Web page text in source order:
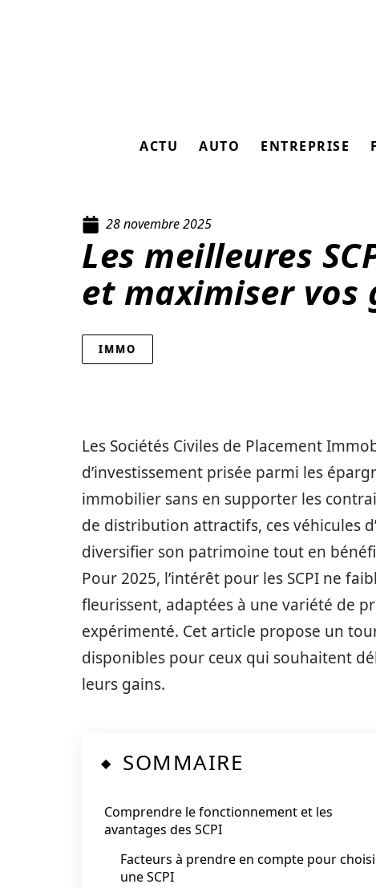
ACTU AUTO ENTREPRISE
28 novembre 2025
Les meilleures
et maximiser vos
IMMO
Les Sociétés Civiles de Placement
d’investissement prisée parmi les
immobilier sans en supporter les
de distribution attractifs, ces véhicules
diversifier son patrimoine tout en
Pour 2025, l’intérêt pour les SCPI ne
fleurissent, adaptées à une variété de
expérimenté. Cet article propose un
disponibles pour ceux qui souhaitent
leurs gains.
SOMMAIRE
Comprendre le fonctionnement et les
avantages des SCPI
Facteurs à prendre en compte pour
une SCPI